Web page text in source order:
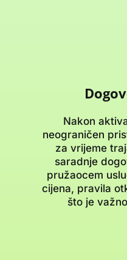
Nakon
neograničen
za vrijeme
saradnje
pružaocem
cijena, pravila
što je